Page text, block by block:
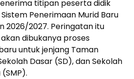
titipan peserta didik
Penerimaan Murid Baru
2026/2027. Peringatan itu
dibukanya proses
untuk jenjang Taman
Dasar (SD), dan Sekolah